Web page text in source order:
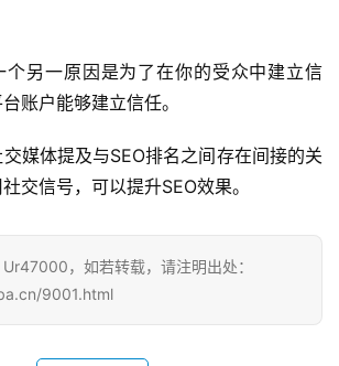
个另一原因是为了在你的受众中建立信
账户能够建立信任。
媒体提及与SEO排名之间存在间接的关
交信号，可以提升SEO效果。
，如若转载，请注明出处：
9001.html